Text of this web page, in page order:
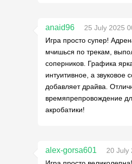
anaid96
25 July 2025
Игра просто супер!
мчишься по трекам,
соперников. Графика
интуитивное, а звуковое
добавляет драйва.
времяпрепровождение
акробатики!
alex-gorsa601
20 July